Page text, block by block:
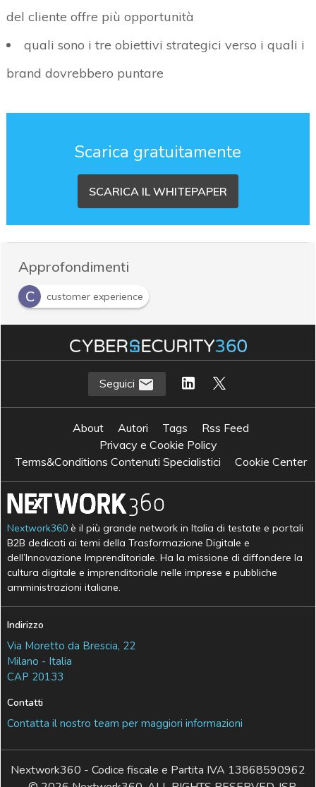
del cliente offre più opportunità
quali sono i tre obiettivi strategici verso i quali i
brand dovrebbero puntare
Scarica gratuitamente
SCARICA IL WHITEPAPER
Approfondimenti
C
customer experience
P Personalizzazione
Seguici
About Autori Tags
Rss Feed
Privacy e Cookie Policy
Terms&Conditions Contenuti Specialistici
Cookie Center
Nextwork360 è il più grande network in Italia di testate e portali
B2B dedicati ai temi della Trasformazione Digitale e
dell’Innovazione Imprenditoriale. Ha la missione di diffondere la
cultura digitale e imprenditoriale nelle imprese e pubbliche
amministrazioni italiane.
Indirizzo
Via Moretto da Brescia, 22
Milano - Italia
CAP 20133
Contatti
Contatta il nostro team per maggiori informazioni
Nextwork360 - Codice fiscale e Partita IVA 13868590962